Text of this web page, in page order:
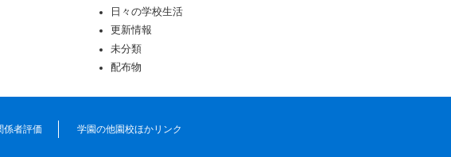
日々の学校生活
更新情報
未分類
配布物
係者評価 学園の他園校ほかリンク